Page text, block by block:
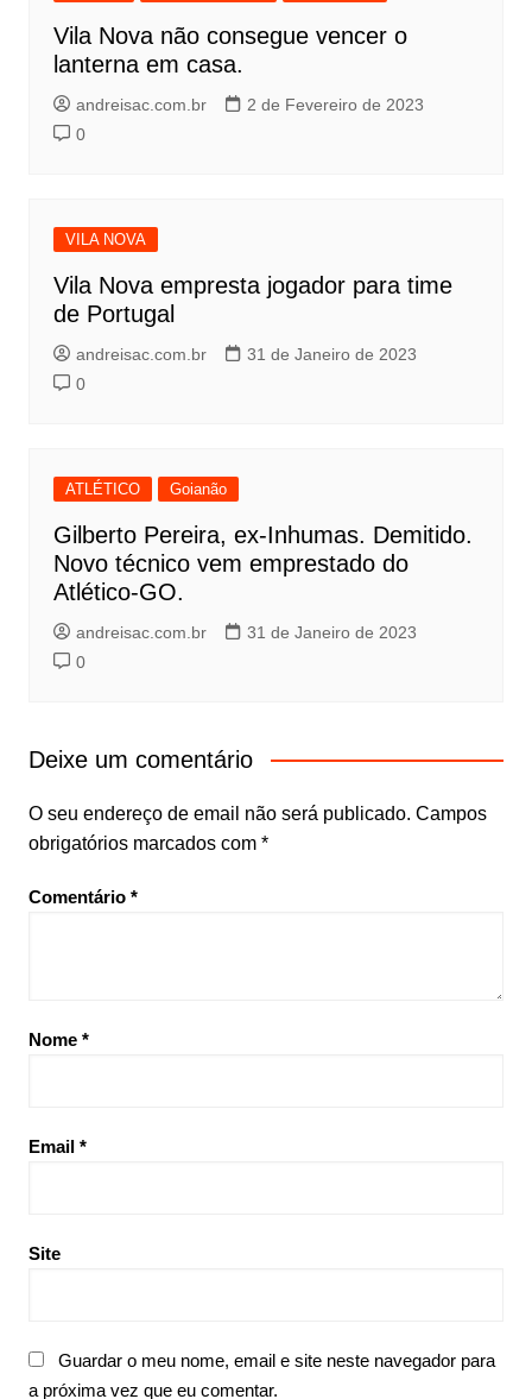
Vila Nova não consegue vencer o
lanterna em casa.
andreisac.com.br
2 de Fevereiro de 2023
0
VILA NOVA
Vila Nova empresta jogador para time
de Portugal
andreisac.com.br
31 de Janeiro de 2023
0
ATLÉTICO Goianão
Gilberto Pereira, ex-Inhumas. Demitido.
Novo técnico vem emprestado do
Atlético-GO.
andreisac.com.br
31 de Janeiro de 2023
0
Deixe um comentário
O seu endereço de email não será publicado. Campos
obrigatórios marcados com *
Comentário *
Nome *
Email *
Site
Guardar o meu nome, email e site neste navegador para
a próxima vez que eu comentar.